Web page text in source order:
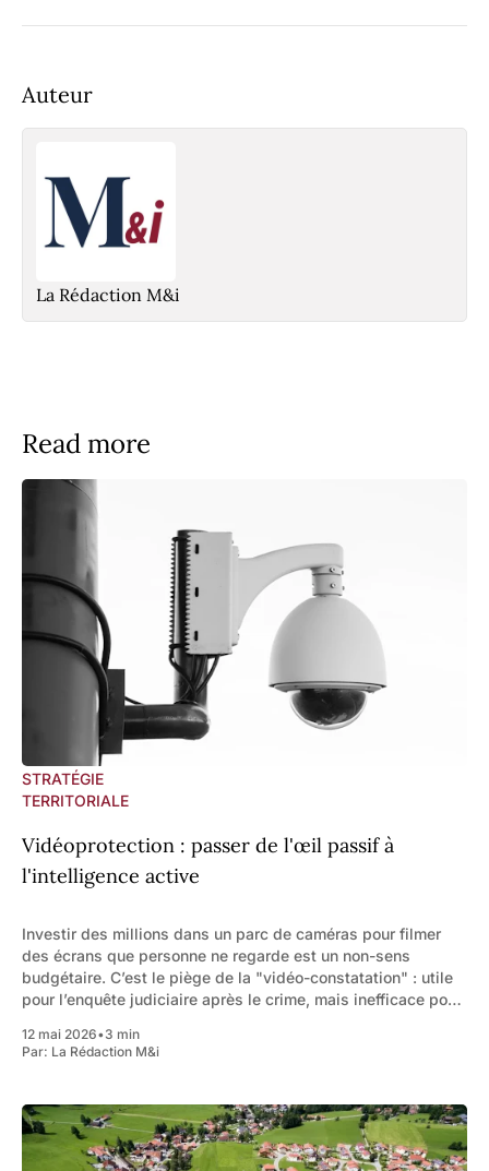
Auteur
La Rédaction M&i
Read more
STRATÉGIE
TERRITORIALE
Vidéoprotection : passer de l'œil passif à
l'intelligence active
Investir des millions dans un parc de caméras pour filmer
des écrans que personne ne regarde est un non-sens
budgétaire. C’est le piège de la "vidéo-constatation" : utile
pour l’enquête judiciaire après le crime, mais inefficace pour
12 mai 2026•3 min
Par: La Rédaction M&i